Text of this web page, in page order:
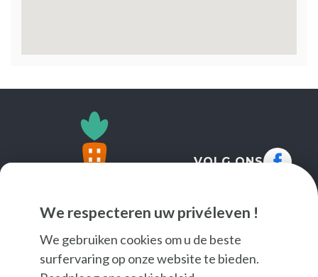
We respecteren uw privéleven !
We gebruiken cookies om u de beste
surfervaring op onze website te bieden.
VOLG ONS